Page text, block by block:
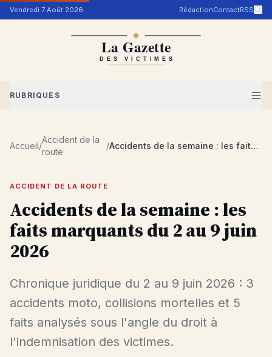
Aller au contenu
Vendredi 7 Août 2026 RédactionContactRSS
RUBRIQUES
Accueil/
Accident de la
route
/ Accidents de la semaine : les faits marquants du 2 au 9 juin 2026
ACCIDENT DE LA ROUTE
Accidents de la semaine : les
faits marquants du 2 au 9 juin
2026
Chronique juridique du 2 au 9 juin 2026 : 3
accidents moto, collisions mortelles et 5
faits analysés sous l'angle du droit à
l'indemnisation des victimes.